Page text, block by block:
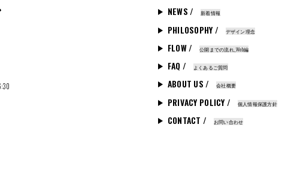
NEWS / 新着情報
PHILOSOPHY / デザイン理念
FLOW / 公開までの流れ_Web編
FAQ / よくあるご質問
ABOUT US / 会社概要
PRIVACY POLICY / 個人情報保護方針
CONTACT / お問い合わせ